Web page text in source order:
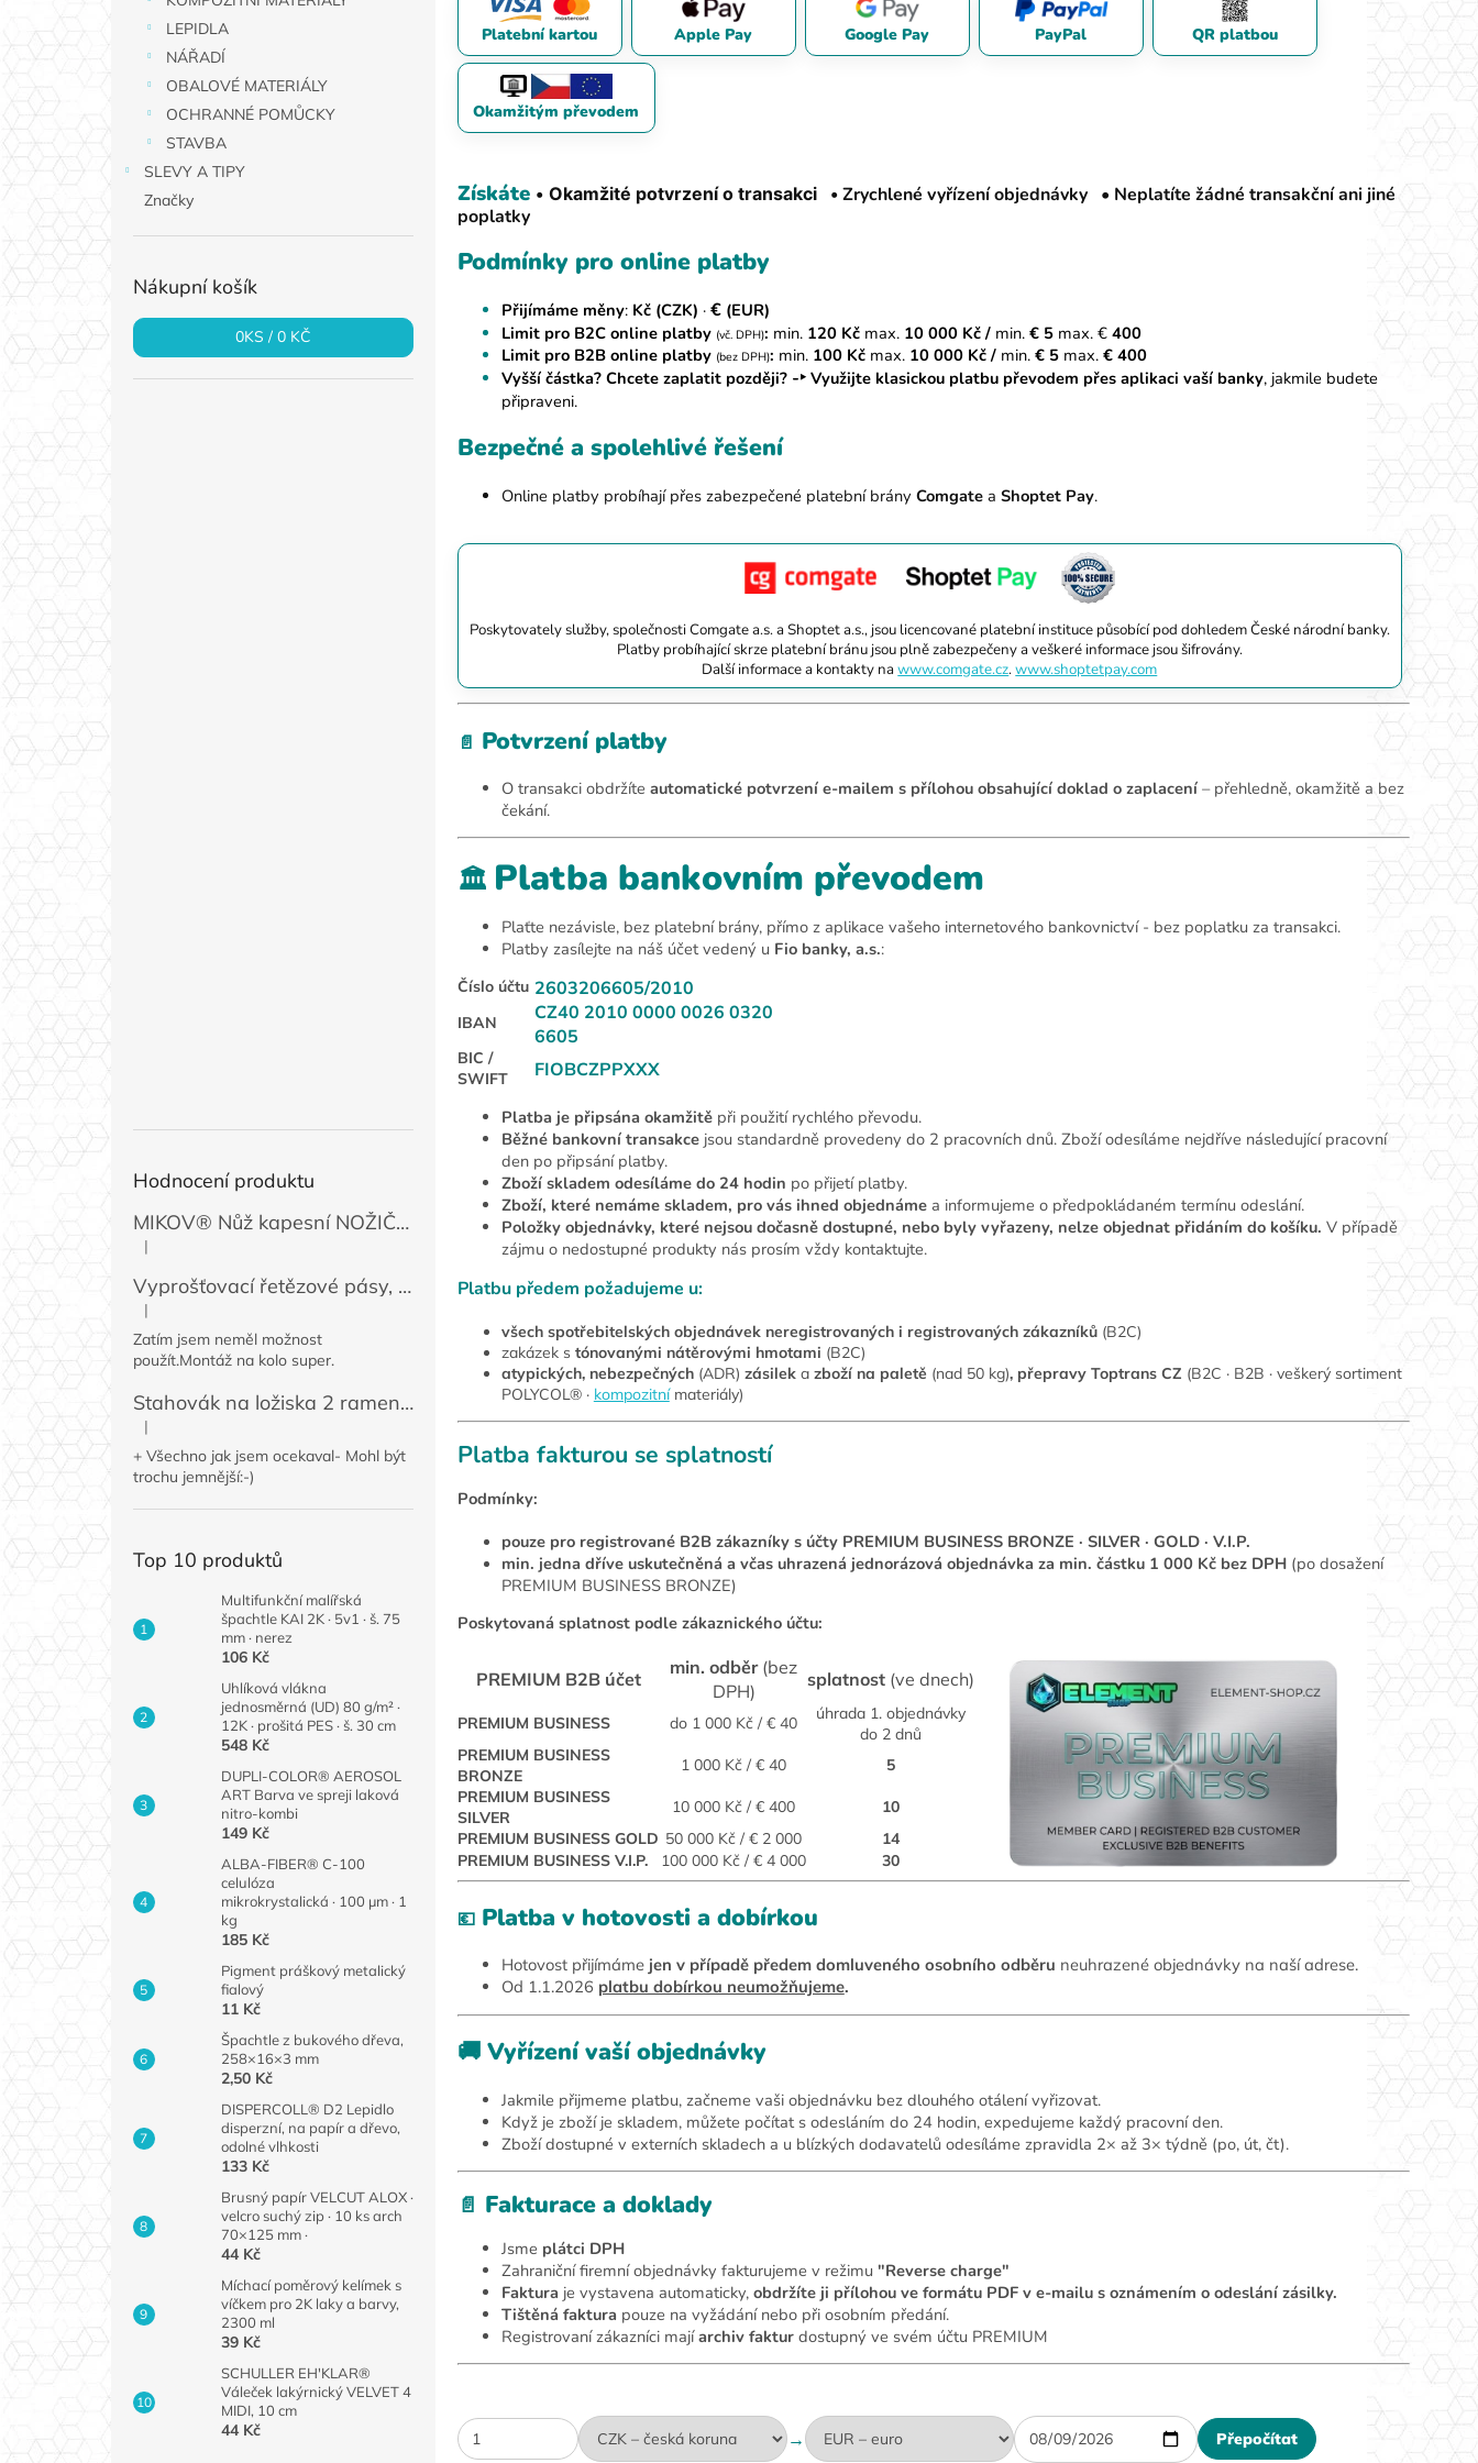
LEPIDLA
NÁŘADÍ
OBALOVÉ MATERIÁLY
OCHRANNÉ POMŮCKY
STAVBA
SLEVY A TIPY
Značky
Nákupní košík
0KS /0 KČ
Hodnocení produktu
MIKOV® Nůž kapesní NOŽIČKA 131-NZn-1 zavírací, 74 mm
Hodnocení produktu je 5 z 5 hvězdiček.
|
Vyprošťovací řetězové pásy, 2 ks
Hodnocení produktu je 5 z 5 hvězdiček.
|
Zatím jsem neměl možnost
použít.Montáž na kolo super.
Stahovák na ložiska 2 ramenný MINI 50 / 60 mm
Hodnocení produktu je 4 z 5 hvězdiček.
|
+ Všechno jak jsem ocekaval- Mohl být
trochu jemnější:-)
Top 10 produktů
Multifunkční malířská
špachtle KAI 2K · 5v1 · š. 75
mm · nerez
106 Kč
Uhlíková vlákna
jednosměrná (UD) 80 g/m² ·
12K · prošitá PES · š. 30 cm
548 Kč
DUPLI-COLOR® AEROSOL
ART Barva ve spreji laková
nitro-kombi
149 Kč
ALBA-FIBER® C-100
celulóza
mikrokrystalická · 100 µm · 1
kg
185 Kč
Pigment práškový metalický
fialový
11 Kč
Špachtle z bukového dřeva,
258×16×3 mm
2,50 Kč
DISPERCOLL® D2 Lepidlo
disperzní, na papír a dřevo,
odolné vlhkosti
133 Kč
Brusný papír VELCUT ALOX ·
velcro suchý zip · 10 ks arch
70×125 mm ·
44 Kč
Míchací poměrový kelímek s
víčkem pro 2K laky a barvy,
2300 ml
39 Kč
SCHULLER EH'KLAR®
Váleček lakýrnický VELVET 4
MIDI, 10 cm
44 Kč
Platební kartou Apple Pay Google Pay PayPal QR platbou
Okamžitým převodem
Získáte • Okamžité potvrzení o transakci • Zrychlené vyřízení objednávky • Neplatíte žádné transakční ani jiné
poplatky
Podmínky pro online platby
Přijímáme měny: Kč (CZK) · €(EUR)
Limit pro B2C online platby (vč. DPH): min. 120 Kč max.10 000 Kč /min.€ 5max. €400
Limit pro B2B online platby (bez DPH): min. 100 Kč max. 10 000 Kč / min.€ 5 max. € 400
Vyšší částka? Chcete zaplatit později? -‣Využijte klasickou platbu převodem přes aplikaci vaší banky, jakmile budete
připraveni.
Bezpečné a spolehlivé řešení
Online platby probíhají přes zabezpečené platební brány Comgate a Shoptet Pay.
Poskytovately služby, společnosti Comgate a.s. a Shoptet a.s., jsou licencované platební instituce působící pod dohledem České národní banky.
Platby probíhající skrze platební bránu jsou plně zabezpečeny a veškeré informace jsou šifrovány.
Další informace a kontakty nawww.comgate.cz.www.shoptetpay.com
📄 Potvrzení platby
O transakci obdržíte automatické potvrzení e-mailem s přílohou obsahující doklad o zaplacení– přehledně, okamžitě a bez
čekání.
🏛️ Platba bankovním převodem
Plaťte nezávisle, bez platební brány, přímo z aplikace vašeho internetového bankovnictví - bez poplatku za transakci.
Platby zasílejte na náš účet vedený u Fio banky, a.s.:
Číslo účtu 2603206605/2010
IBAN
CZ40 2010 0000 0026 0320
6605
BIC /
SWIFT
FIOBCZPPXXX
Platba je připsána okamžitěpři použití rychlého převodu.
Běžné bankovní transakcejsou standardně provedeny do 2 pracovních dnů. Zboží odesíláme nejdříve následující pracovní
den po připsání platby.
Zboží skladem odesíláme do 24 hodin po přijetí platby.
Zboží, které nemáme skladem, pro vás ihned objednámea informujeme o předpokládaném termínu odeslání.
Položky objednávky, které nejsou dočasně dostupné, nebo byly vyřazeny, nelze objednat přidáním do košíku. V případě
zájmu o nedostupné produkty nás prosím vždy kontaktujte.
Platbu předem požadujeme u:
všech spotřebitelských objednávek neregistrovaných i registrovaných zákazníků (B2C)
zakázek s tónovanými nátěrovými hmotami (B2C)
atypických, nebezpečných (ADR) zásilek azboží na paletě (nad 50 kg), přepravy Toptrans CZ (B2C · B2B · veškerý sortiment
POLYCOL® · kompozitnímateriály)
Platba fakturou se splatností
Podmínky:
pouze pro registrované B2B zákazníky s účty PREMIUM BUSINESS BRONZE · SILVER · GOLD · V.I.P.
min. jedna dříve uskutečněná a včas uhrazená jednorázová objednávka za min. částku 1 000 Kč bez DPH (po dosažení
PREMIUM BUSINESS BRONZE)
Poskytovaná splatnost podle zákaznického účtu:
PREMIUM B2B účet
min. odběr(bez
DPH)
splatnost (ve dnech)
PREMIUM BUSINESS do 1 000 Kč / € 40
úhrada 1. objednávky
do 2 dnů
PREMIUM BUSINESS
BRONZE
1 000 Kč / € 40
5
PREMIUM BUSINESS
SILVER
10 000 Kč / € 400
10
PREMIUM BUSINESS GOLD 50 000 Kč / € 2 000
14
PREMIUM BUSINESS V.I.P.
100 000 Kč / € 4 000 30
💶Platba v hotovosti a dobírkou
Hotovost přijímáme jen v případě předem domluveného osobního odběru neuhrazené objednávky na naší adrese.
Od 1.1.2026 platbu dobírkou neumožňujeme.
🚚 Vyřízení vaší objednávky
Jakmile přijmeme platbu, začneme vaši objednávku bez dlouhého otálení vyřizovat.
Když je zboží je skladem, můžete počítat s odesláním do 24 hodin, expedujeme každý pracovní den.
Zboží dostupné v externích skladech a u blízkých dodavatelů odesíláme zpravidla 2× až 3× týdně (po, út, čt).
📄 Fakturace a doklady
Jsme plátci DPH
Zahraniční firemní objednávky fakturujeme v režimu "Reverse charge"
Faktura je vystavena automaticky,obdržíte ji přílohou ve formátu PDF v e-mailu s oznámením o odeslání zásilky.
Tištěná faktura pouze na vyžádání nebo při osobním předání.
Registrovaní zákazníci majíarchiv fakturdostupný ve svém účtu PREMIUM
→ Přepočítat